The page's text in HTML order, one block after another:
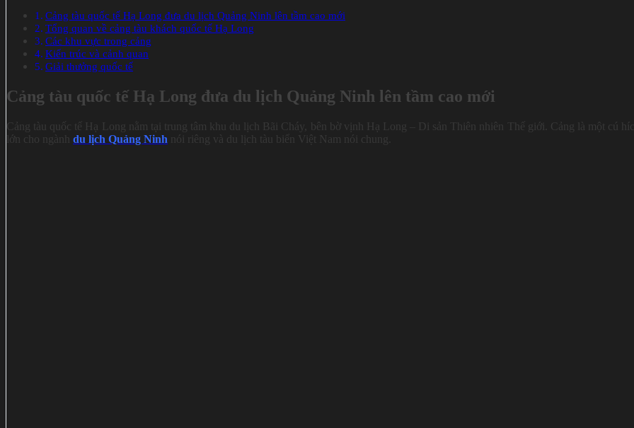
Cảng tàu quốc tế Hạ Long đưa du lịch Quảng Ninh lên tầm cao mới
Tổng quan về cảng tàu khách quốc tế Hạ Long
Các khu vực trong cảng
Kiến trúc và cảnh quan
Giải thưởng quốc tế
Cảng tàu quốc tế Hạ Long đưa du lịch Quảng Ninh lên tầm cao mới
Cảng tàu quốc tế Hạ Long nằm tại trung tâm khu du lịch Bãi Cháy, bên bờ vịnh Hạ Long – Di sản Thiên nhiên Thế giới. Cảng là một cú
lớn cho ngành du lịch Quảng Ninh nói riêng và du lịch tàu biển Việt Nam nói chung.